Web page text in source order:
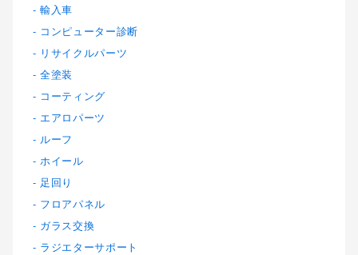
輸入車
コンピューター診断
リサイクルパーツ
全塗装
コーティング
エアロパーツ
ルーフ
ホイール
足回り
フロアパネル
ガラス交換
ラジエターサポート